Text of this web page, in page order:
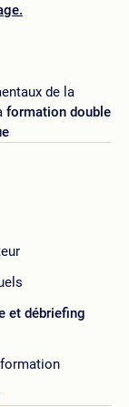
de la
formation double
et débriefing